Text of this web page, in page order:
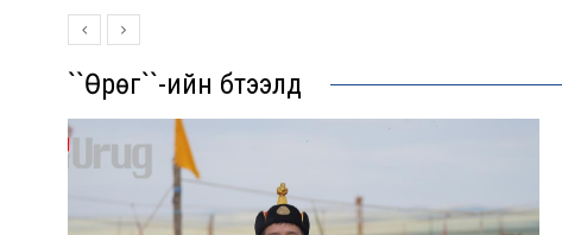
``Өрөг``-ийн бүтээлүүд